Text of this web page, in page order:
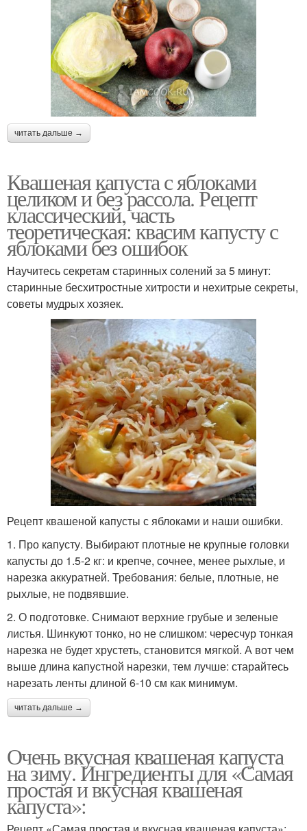
читать дальше →
Квашеная капуста с яблоками
целиком и без рассола. Рецепт
классический, часть
теоретическая: квасим капусту с
яблоками без ошибок
Научитесь секретам старинных солений за 5 минут:
старинные бесхитростные хитрости и нехитрые секреты,
советы мудрых хозяек.
Рецепт квашеной капусты с яблоками и наши ошибки.
1. Про капусту. Выбирают плотные не крупные головки
капусты до 1.5-2 кг: и крепче, сочнее, менее рыхлые, и
нарезка аккуратней. Требования: белые, плотные, не
рыхлые, не подвявшие.
2. О подготовке. Снимают верхние грубые и зеленые
листья. Шинкуют тонко, но не слишком: чересчур тонкая
нарезка не будет хрустеть, становится мягкой. А вот чем
выше длина капустной нарезки, тем лучше: старайтесь
нарезать ленты длиной 6-10 см как минимум.
читать дальше →
Очень вкусная квашеная капуста
на зиму. Ингредиенты для «Самая
простая и вкусная квашеная
капуста»: